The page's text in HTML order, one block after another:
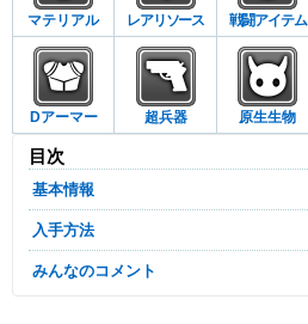
マテリアル レアリソース 戦闘アイテム
Dアーマー 超兵器 原生生物
目次
基本情報
入手方法
みんなのコメント